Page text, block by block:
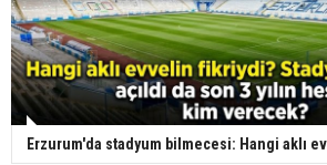
Erzurum'da stadyum bilmecesi: Hangi aklı